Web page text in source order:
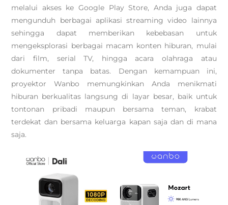
melalui akses ke Google Play Store, Anda juga dapat
mengunduh berbagai aplikasi streaming video lainnya
sehingga dapat memberikan kebebasan untuk
mengeksplorasi berbagai macam konten hiburan, mulai
dari film, serial TV, hingga acara olahraga atau
dokumenter tanpa batas. Dengan kemampuan ini,
proyektor Wanbo memungkinkan Anda menikmati
hiburan berkualitas langsung di layar besar, baik untuk
tontonan pribadi maupun bersama teman, krabat
terdekat dan bersama keluarga kapan saja dan di mana
saja.